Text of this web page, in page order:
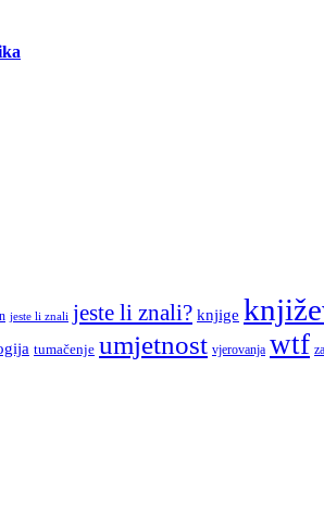
jeste li znali jeste li znali? knjige
tumačenje umjetnost vjerovanja wtf